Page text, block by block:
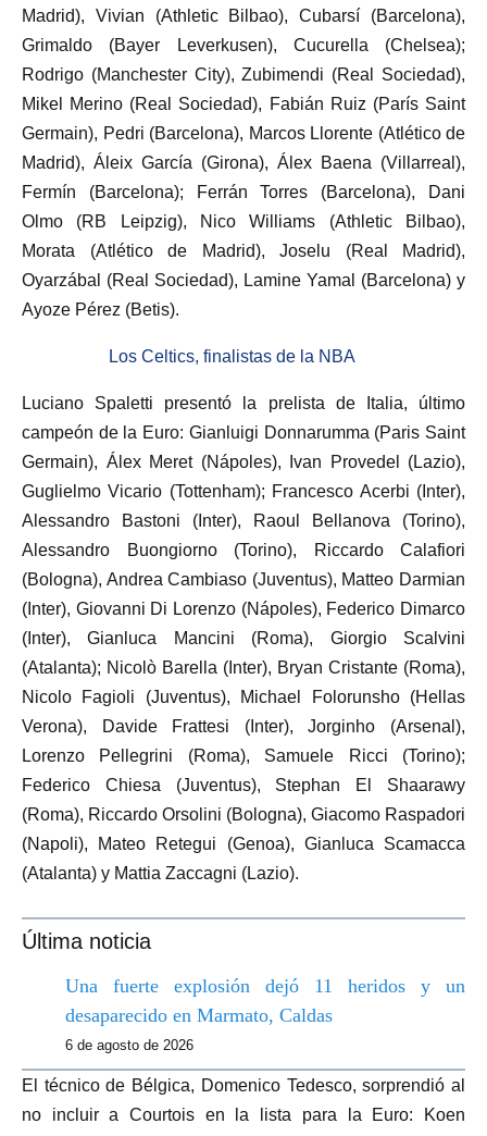
Madrid), Vivian (Athletic Bilbao), Cubarsí (Barcelona),
Grimaldo (Bayer Leverkusen), Cucurella (Chelsea);
Rodrigo (Manchester City), Zubimendi (Real Sociedad),
Mikel Merino (Real Sociedad), Fabián Ruiz (París Saint
Germain), Pedri (Barcelona), Marcos Llorente (Atlético de
Madrid), Áleix García (Girona), Álex Baena (Villarreal),
Fermín (Barcelona); Ferrán Torres (Barcelona), Dani
Olmo (RB Leipzig), Nico Williams (Athletic Bilbao),
Morata (Atlético de Madrid), Joselu (Real Madrid),
Oyarzábal (Real Sociedad), Lamine Yamal (Barcelona) y
Ayoze Pérez (Betis).
Los Celtics, finalistas de la NBA
Luciano Spaletti presentó la prelista de Italia, último
campeón de la Euro: Gianluigi Donnarumma (Paris Saint
Germain), Álex Meret (Nápoles), Ivan Provedel (Lazio),
Guglielmo Vicario (Tottenham); Francesco Acerbi (Inter),
Alessandro Bastoni (Inter), Raoul Bellanova (Torino),
Alessandro Buongiorno (Torino), Riccardo Calafiori
(Bologna), Andrea Cambiaso (Juventus), Matteo Darmian
(Inter), Giovanni Di Lorenzo (Nápoles), Federico Dimarco
(Inter), Gianluca Mancini (Roma), Giorgio Scalvini
(Atalanta); Nicolò Barella (Inter), Bryan Cristante (Roma),
Nicolo Fagioli (Juventus), Michael Folorunsho (Hellas
Verona), Davide Frattesi (Inter), Jorginho (Arsenal),
Lorenzo Pellegrini (Roma), Samuele Ricci (Torino);
Federico Chiesa (Juventus), Stephan El Shaarawy
(Roma), Riccardo Orsolini (Bologna), Giacomo Raspadori
(Napoli), Mateo Retegui (Genoa), Gianluca Scamacca
(Atalanta) y Mattia Zaccagni (Lazio).
Última noticia
Una fuerte explosión dejó 11 heridos y un
desaparecido en Marmato, Caldas
6 de agosto de 2026
El técnico de Bélgica, Domenico Tedesco, sorprendió al
no incluir a Courtois en la lista para la Euro: Koen